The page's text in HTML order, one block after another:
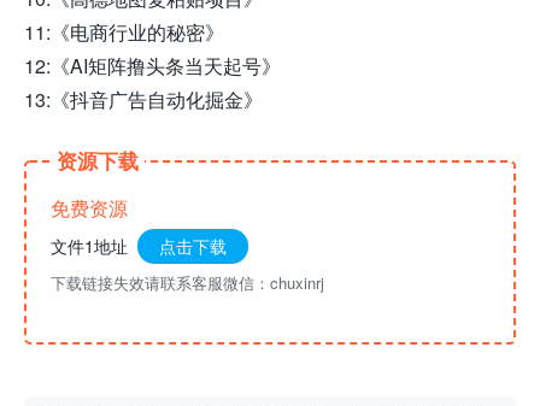
11:《电商行业的秘密》
12:《AI矩阵撸头条当天起号》
13:《抖音广告自动化掘金》
资源下载
免费资源
文件1地址 点击下载
下载链接失效请联系客服微信：chuxinrj